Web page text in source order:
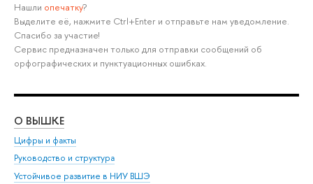
Нашли опечатку?
Выделите её, нажмите Ctrl+Enter и отправьте нам уведомление.
Спасибо за участие!
Сервис предназначен только для отправки сообщений об
орфографических и пунктуационных ошибках.
О ВЫШКЕ
Цифры и факты
Руководство и структура
Устойчивое развитие в НИУ ВШЭ